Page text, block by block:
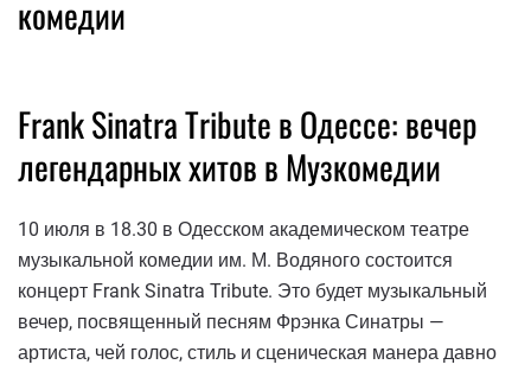
комедии
Frank Sinatra Tribute в Одессе: вечер
легендарных хитов в Музкомедии
10 июля в 18.30 в Одесском академическом театре
музыкальной комедии им. М. Водяного состоится
концерт Frank Sinatra Tribute. Это будет музыкальный
вечер, посвященный песням Фрэнка Синатры —
артиста, чей голос, стиль и сценическая манера давно